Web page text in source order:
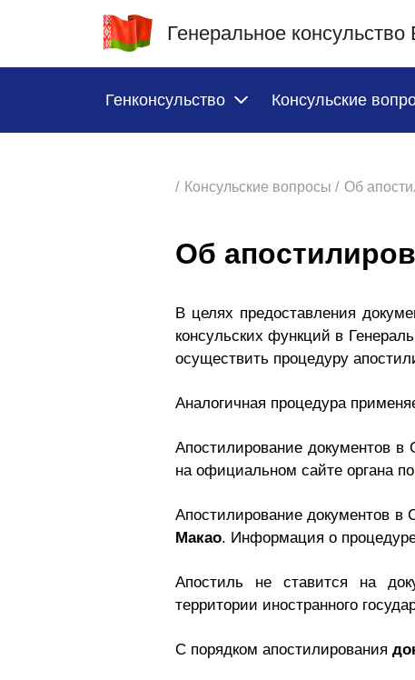
Генеральное консульство
Генконсульство Консульские
/ Консульские вопросы / Об
Об
В целях предоставления
консульских функций в
осуществить процедуру
Аналогичная процедура
Апостилирование документов в
на официальном сайте органа по
Апостилирование документов в
Макао. Информация о
Апостиль не ставится на
территории иностранного
С порядком апостилирования